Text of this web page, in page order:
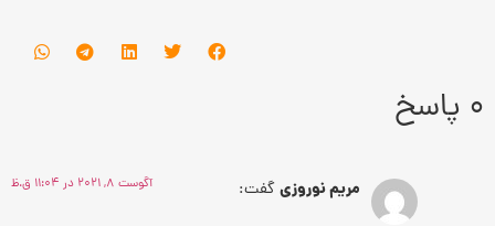
0 پاسخ
مریم نوروزیگفت: آگوست 8, 2021 در 11:04 ق.ظ